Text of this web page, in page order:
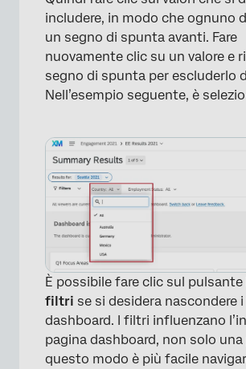
includere, in modo che ognuno
un segno di spunta avanti. Fare
nuovamente clic su un valore e
segno di spunta per escluderlo
Nell’esempio seguente, è
È possibile fare clic sul pulsante
filtri se si desidera nascondere
dashboard. I filtri influenzano
pagina dashboard, non solo una
questo modo è più facile